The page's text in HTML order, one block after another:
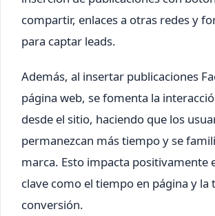
compartir, enlaces a otras redes y
para captar leads.
Además, al insertar publicaciones
página web, se fomenta la
desde el sitio, haciendo que los
permanezcan más tiempo y se
marca. Esto impacta positivamente
clave como el tiempo en página y la
conversión.